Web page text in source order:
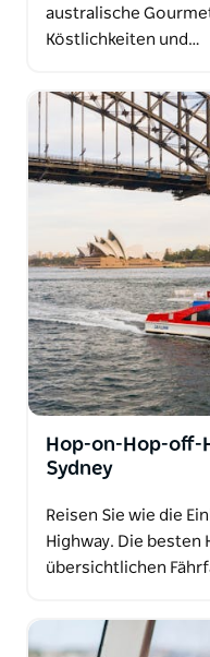
australische
Köstlichkeiten und…
Hop-on-Hop-off-
Sydney
Reisen Sie wie die
Highway. Die besten
übersichtlichen